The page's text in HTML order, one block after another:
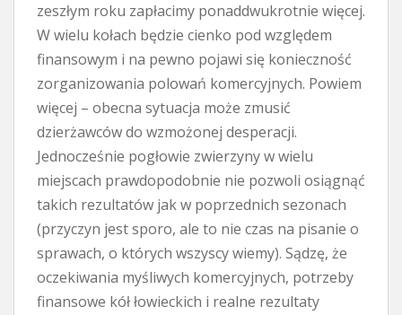
zeszłym roku zapłacimy ponaddwukrotnie więcej.
W wielu kołach będzie cienko pod względem
finansowym i na pewno pojawi się konieczność
zorganizowania polowań komercyjnych. Powiem
więcej – obecna sytuacja może zmusić
dzierżawców do wzmożonej desperacji.
Jednocześnie pogłowie zwierzyny w wielu
miejscach prawdopodobnie nie pozwoli osiągnąć
takich rezultatów jak w poprzednich sezonach
(przyczyn jest sporo, ale to nie czas na pisanie o
sprawach, o których wszyscy wiemy). Sądzę, że
oczekiwania myśliwych komercyjnych, potrzeby
finansowe kół łowieckich i realne rezultaty